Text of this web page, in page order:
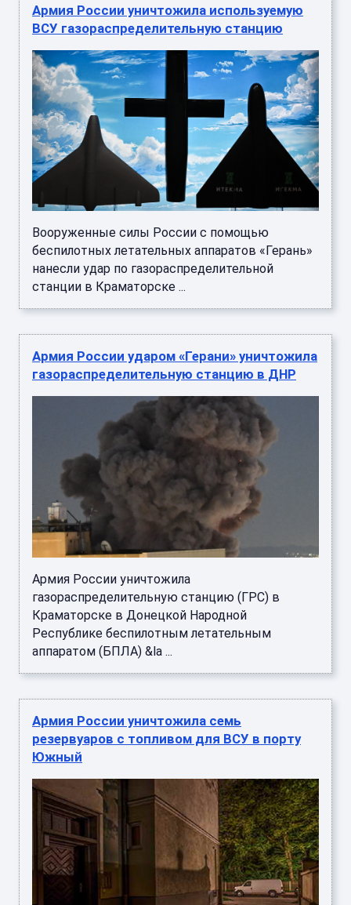
Армия России уничтожила используемую
ВСУ газораспределительную станцию
Вооруженные силы России с помощью
беспилотных летательных аппаратов «Герань»
нанесли удар по газораспределительной
станции в Краматорске ...
Армия России ударом «Герани» уничтожила
газораспределительную станцию в ДНР
Армия России уничтожила
газораспределительную станцию (ГРС) в
Краматорске в Донецкой Народной
Республике беспилотным летательным
аппаратом (БПЛА) &la ...
Армия России уничтожила семь
резервуаров с топливом для ВСУ в порту
Южный